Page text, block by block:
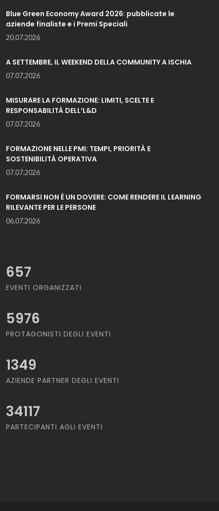
Blue Green Economy Award 2026: pubblicate le
aziende finaliste e i Premi Speciali
20.07.2026
A SETTEMBRE, IL WEEKEND DELLA COMMUNITY A ISCHIA
07.07.2026
MISURARE LA FORMAZIONE: LIMITI, SCELTE E
RESPONSABILITÀ DELL’L&D
07.07.2026
FORMAZIONE NELLE PMI: TEMPI, PRIORITÀ E
SOSTENIBILITÀ OPERATIVA
07.07.2026
FORMARSI NON È UN DOVERE: COME RENDERE IL LEARNING
RILEVANTE PER LE PERSONE
06.07.2026
657
EVENTI ORGANIZZATI
5976
PROTAGONISTI DEGLI EVENTI
1349
AZIENDE PARTNER DEGLI EVENTI
34117
PARTECIPANTI AGLI EVENTI